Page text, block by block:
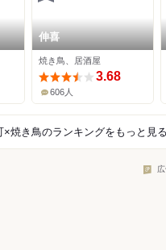
伸喜
焼き鳥、居酒屋
3.68
606人
×焼き鳥のランキングをもっと見る